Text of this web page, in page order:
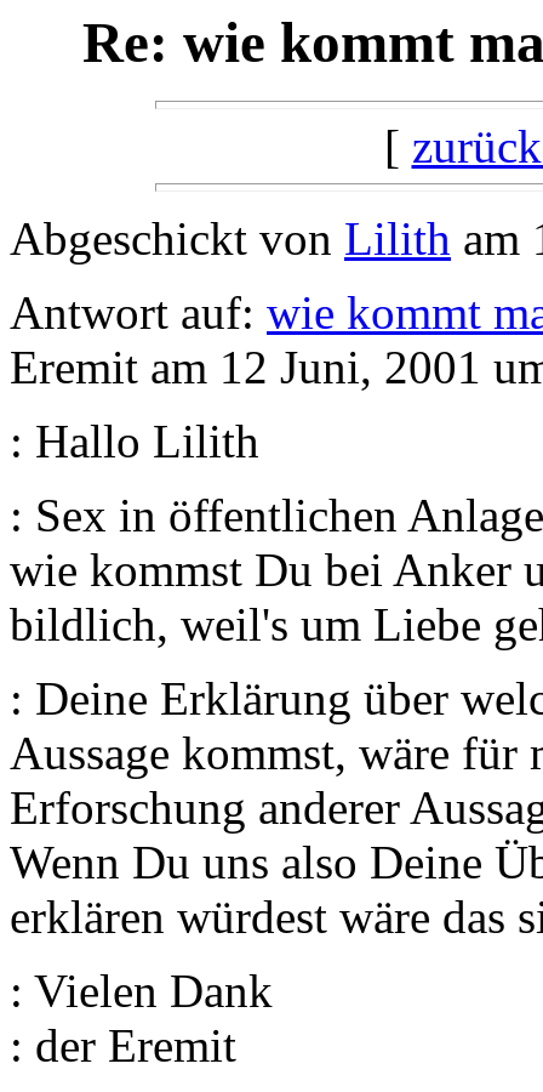
Re: wie kommt
[
Abgeschickt von Lilith am
Antwort auf: wie kommt
Eremit am 12 Juni, 2001
: Hallo Lilith
: Sex in öffentlichen
wie kommst Du bei Anker
bildlich, weil's um Liebe
: Deine Erklärung über
Aussage kommst, wäre für
Erforschung anderer
Wenn Du uns also Deine
erklären würdest wäre
: Vielen Dank
: der Eremit